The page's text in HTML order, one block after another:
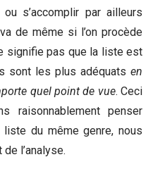
s’accomplir par ailleurs
de même si l’on procède
signifie pas que la liste est
sont les plus adéquats en
quel point de vue. Ceci
raisonnablement penser
du même genre, nous
l’analyse.